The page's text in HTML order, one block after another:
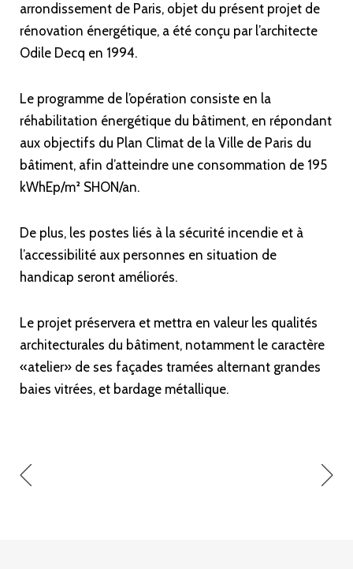
arrondissement de Paris, objet du présent projet de
rénovation énergétique, a été conçu par l’architecte
Odile Decq en 1994.
Le programme de l’opération consiste en la
réhabilitation énergétique du bâtiment, en répondant
aux objectifs du Plan Climat de la Ville de Paris du
bâtiment, afin d’atteindre une consommation de 195
kWhEp/m² SHON/an.
De plus, les postes liés à la sécurité incendie et à
l’accessibilité aux personnes en situation de
handicap seront améliorés.
Le projet préservera et mettra en valeur les qualités
architecturales du bâtiment, notamment le caractère
«atelier» de ses façades tramées alternant grandes
baies vitrées, et bardage métallique.